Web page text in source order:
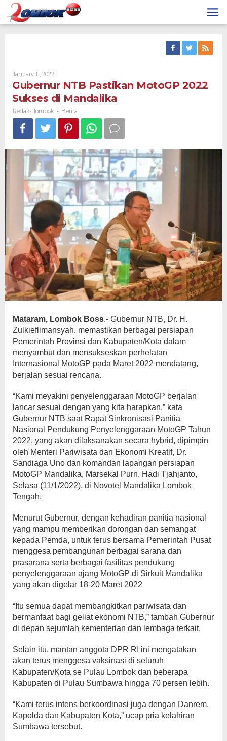
Skip
content
January 11, 2022
Redaksilombok
Gubernur NTB Pastikan MotoGP 2022
Sukses di Mandalika
Redaksilombok - Berita
Mataram, Lombok Boss.- Gubernur NTB, Dr. H.
Zulkieflimansyah, memastikan berbagai persiapan
Pemerintah Provinsi dan Kabupaten/Kota dalam
menyambut dan mensukseskan perhelatan
Internasional MotoGP pada Maret 2022 mendatang,
berjalan sesuai rencana.
“Kami meyakini penyelenggaraan MotoGP berjalan
lancar sesuai dengan yang kita harapkan,” kata
Gubernur NTB saat Rapat Sinkronisasi Panitia
Nasional Pendukung Penyelenggaraan MotoGP Tahun
2022, yang akan dilaksanakan secara hybrid, dipimpin
oleh Menteri Pariwisata dan Ekonomi Kreatif, Dr.
Sandiaga Uno dan komandan lapangan persiapan
MotoGP Mandalika, Marsekal Purn. Hadi Tjahjanto,
Selasa (11/1/2022), di Novotel Mandalika Lombok
Tengah.
Menurut Gubernur, dengan kehadiran panitia nasional
yang mampu memberikan dorongan dan semangat
kepada Pemda, untuk terus bersama Pemerintah Pusat
menggesa pembangunan berbagai sarana dan
prasarana serta berbagai fasilitas pendukung
penyelenggaraan ajang MotoGP di Sirkuit Mandalika
yang akan digelar 18-20 Maret 2022
“Itu semua dapat membangkitkan pariwisata dan
bermanfaat bagi geliat ekonomi NTB,” tambah Gubernur
di depan sejumlah kementerian dan lembaga terkait.
Selain itu, mantan anggota DPR RI ini mengatakan
akan terus menggesa vaksinasi di seluruh
Kabupaten/Kota se Pulau Lombok dan beberapa
Kabupaten di Pulau Sumbawa hingga 70 persen lebih.
“Kami terus intens berkoordinasi juga dengan Danrem,
Kapolda dan Kabupaten Kota,” ucap pria kelahiran
Sumbawa tersebut.